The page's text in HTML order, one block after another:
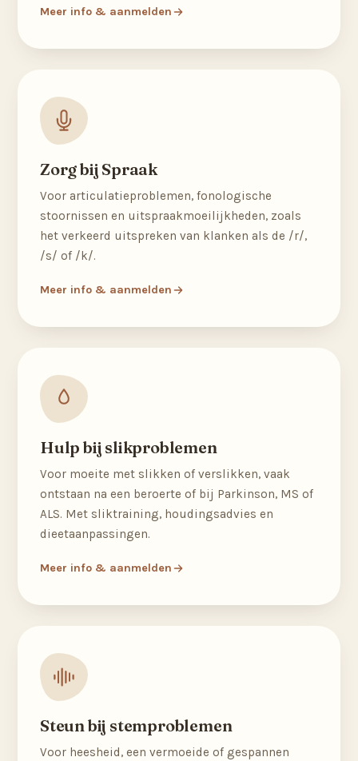
Meer info & aanmelden
Zorg bij Spraak
Voor articulatieproblemen, fonologische
stoornissen en uitspraakmoeilijkheden, zoals
het verkeerd uitspreken van klanken als de /r/,
/s/ of /k/.
Meer info & aanmelden
Hulp bij slikproblemen
Voor moeite met slikken of verslikken, vaak
ontstaan na een beroerte of bij Parkinson, MS of
ALS. Met sliktraining, houdingsadvies en
dieetaanpassingen.
Meer info & aanmelden
Steun bij stemproblemen
Voor heesheid, een vermoeide of gespannen